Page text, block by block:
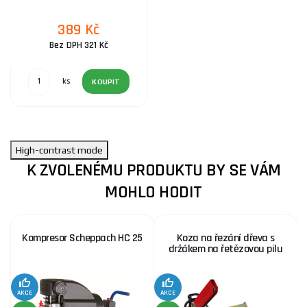
389 Kč
Bez DPH 321 Kč
ks KOUPIT
High-contrast mode
K ZVOLENÉMU PRODUKTU BY SE VÁM
MOHLO HODIT
Kompresor Scheppach HC 25
AKCE
Koza na řezání dřeva s
držákem na řetězovou pilu
AKCE